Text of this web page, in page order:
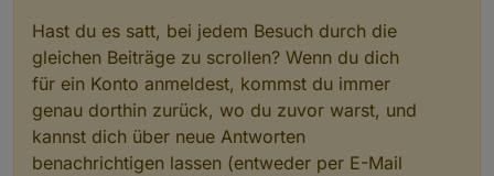
Hast du es satt, bei jedem Besuch durch die
gleichen Beiträge zu scrollen? Wenn du dich
für ein Konto anmeldest, kommst du immer
genau dorthin zurück, wo du zuvor warst, und
kannst dich über neue Antworten
benachrichtigen lassen (entweder per E-Mail